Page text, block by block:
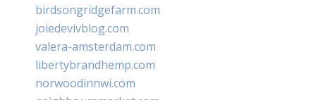
birdsongridgefarm.com
joiedevivblog.com
valera-amsterdam.com
libertybrandhemp.com
norwoodinnwi.com